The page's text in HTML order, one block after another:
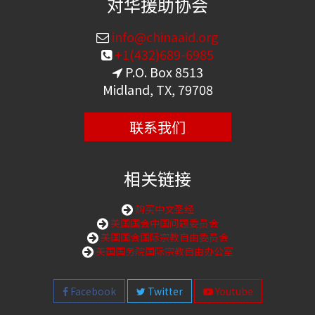
info@chinaaid.org
+1(432)689-6985
P.O. Box 8513
Midland, TX, 79708
联系我们
相关链接
购买中文圣经
美国国会中国问题委员会
美国国会国际宗教自由委员会
美国国务院国际宗教自由办公室
Facebook Twitter Youtube